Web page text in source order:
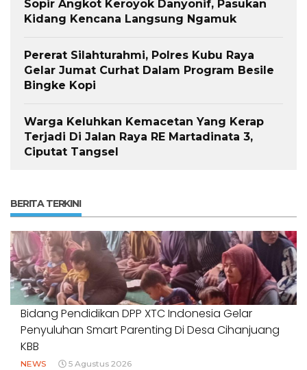
Sopir Angkot Keroyok Danyonif, Pasukan
Kidang Kencana Langsung Ngamuk
Pererat Silahturahmi, Polres Kubu Raya
Gelar Jumat Curhat Dalam Program Besile
Bingke Kopi
Warga Keluhkan Kemacetan Yang Kerap
Terjadi Di Jalan Raya RE Martadinata 3,
Ciputat Tangsel
BERITA TERKINI
Bidang Pendidikan DPP XTC Indonesia Gelar
Penyuluhan Smart Parenting Di Desa Cihanjuang
KBB
NEWS 5 Agustus 2026